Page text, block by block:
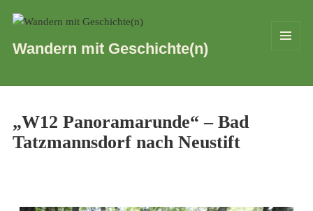
Wandern mit Geschichte(n)
„W12 Panoramarunde“ – Bad
Tatzmannsdorf nach Neustift